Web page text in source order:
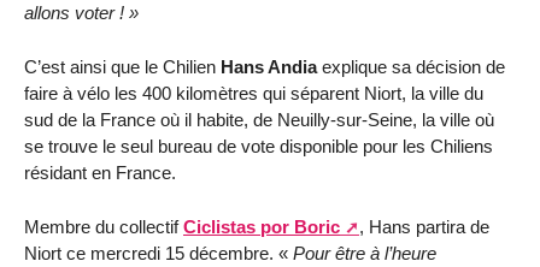
allons voter ! »
C’est ainsi que le Chilien Hans Andiaexplique sa décision de
faire à vélo les 400 kilomètres qui séparent Niort, la ville du
sud de la France où il habite, de Neuilly-sur-Seine, la ville où
se trouve le seul bureau de vote disponible pour les Chiliens
résidant en France.
Membre du collectifCiclistas por Boric
, Hans partira de
Niort ce mercredi 15 décembre. « Pour être à l’heure